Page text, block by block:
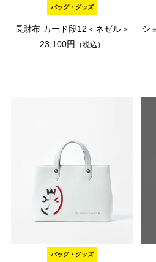
バッグ・グッズ
長財布 カード段12＜ネゼル＞
23,100円
（税込）
シ
バッグ・グッズ